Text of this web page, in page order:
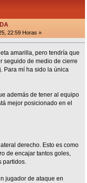
22:59 Horas »
amarilla, pero tendría que
seguido de medio de cierre
Para mí ha sido la única
además de tener al equipo
mejor posicionado en el
derecho. Esto es como
de encajar tantos goles,
partidos.
jugador de ataque en